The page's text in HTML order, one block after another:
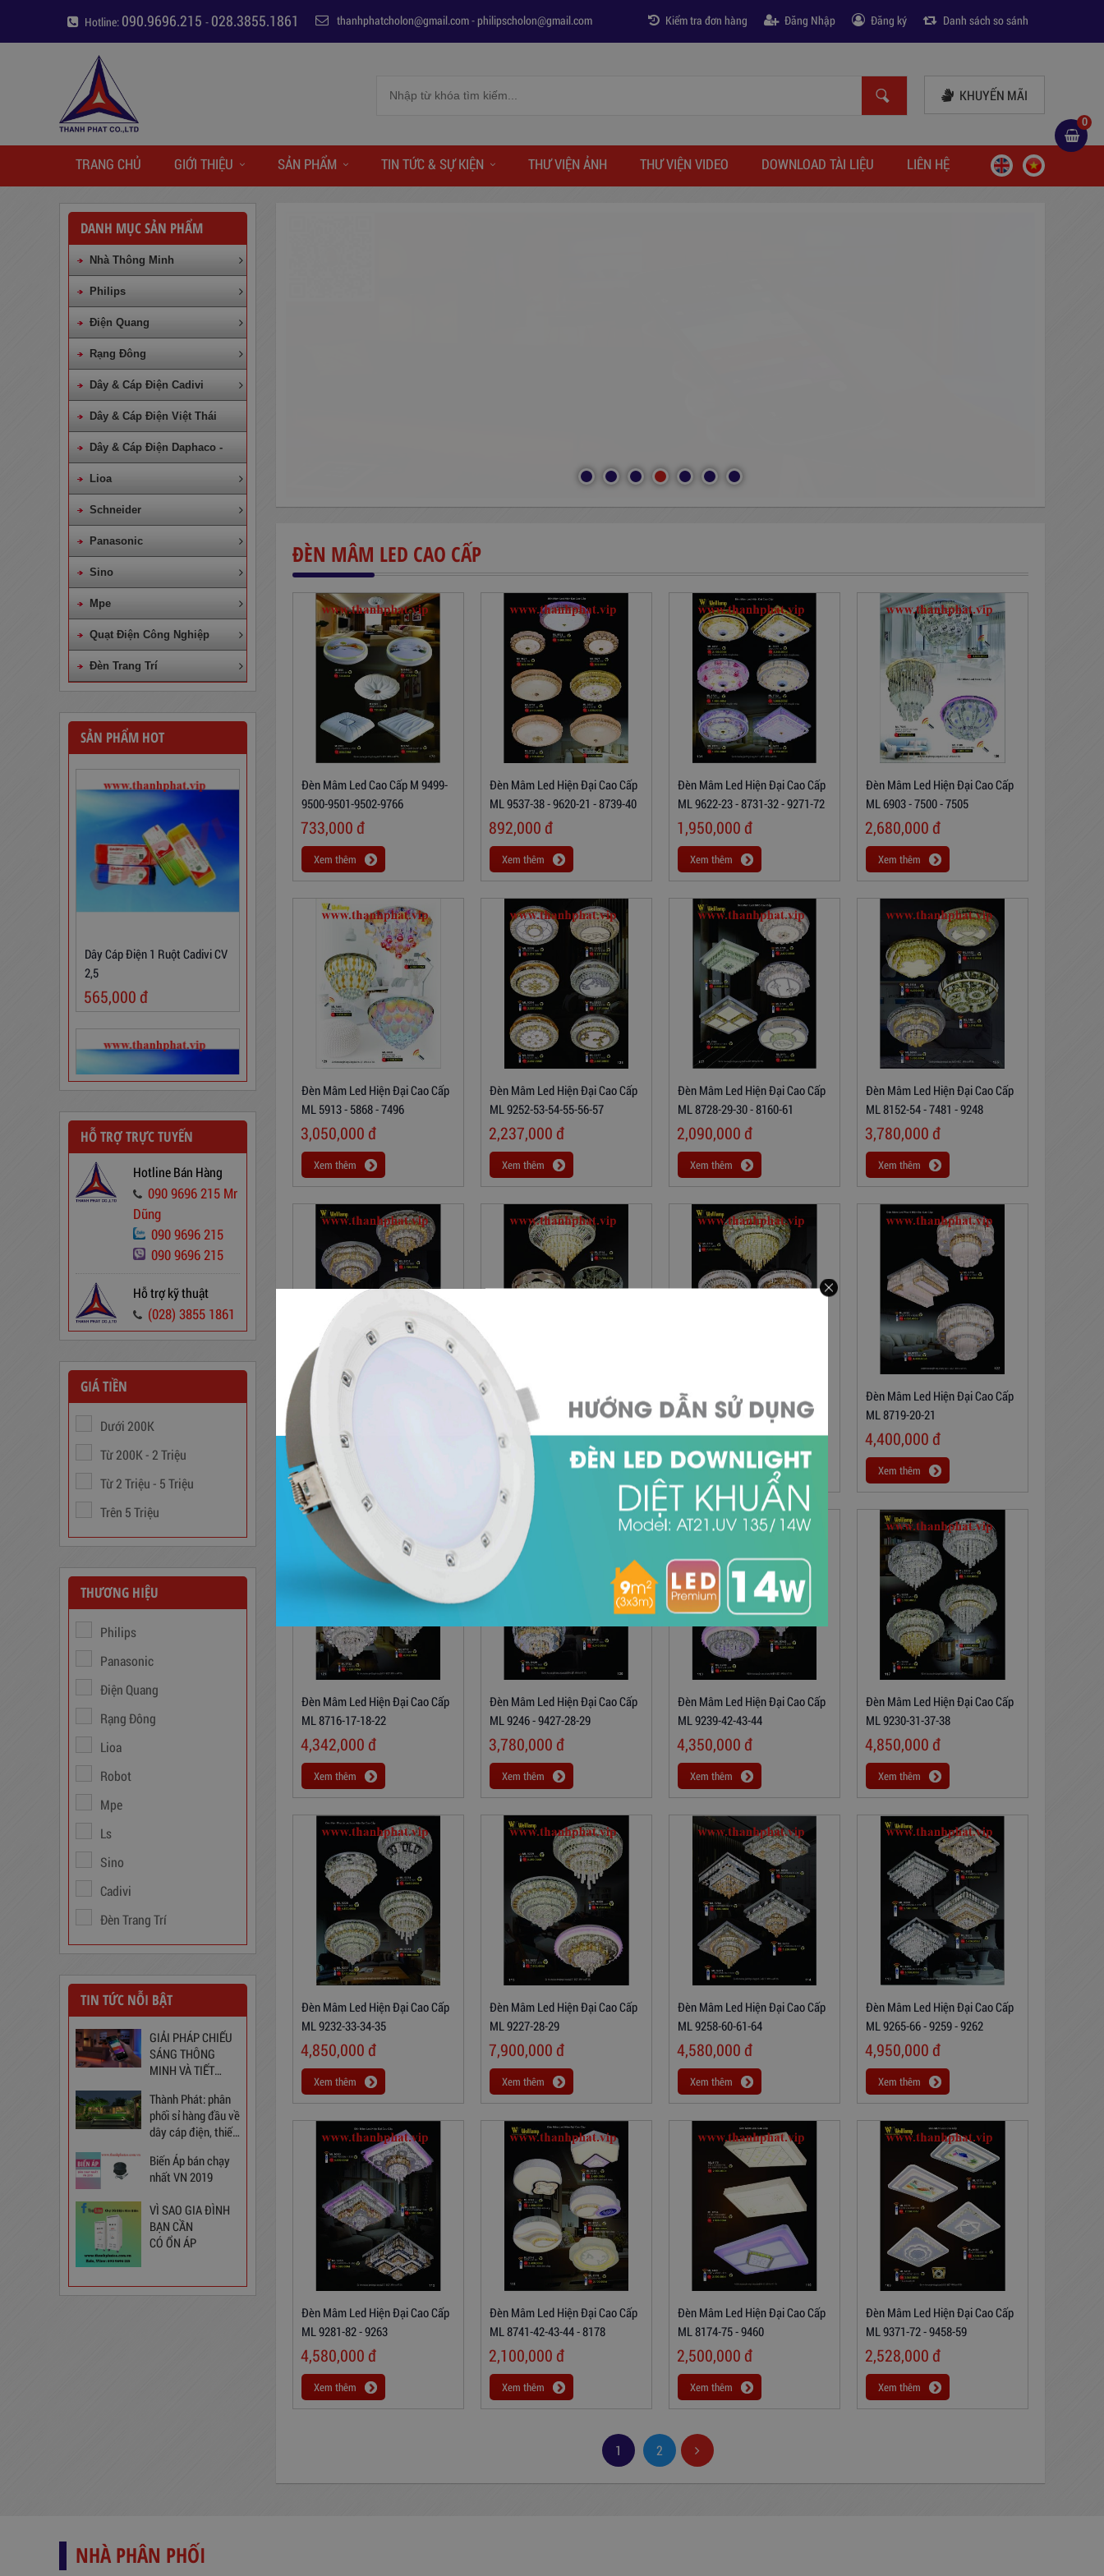
Hotline: 090.9696.215 - 028.3855.1861 thanhphatcholon@gmail.com-philipscholon@gmail.com Danh sách so sánh
Đăng ký
Đăng Nhập
Kiểm tra đơn hàng
KHUYẾN MÃI
0
TRANG CHỦ GIỚI THIỆU SẢN PHẨM TIN TỨC & SỰ KIỆN THƯ VIỆN ẢNH THƯ VIỆN VIDEO DOWNLOAD TÀI LIỆU LIÊN HỆ
ĐÈN MÂM LED CAO CẤP
Đèn Mâm Led Cao Cấp M 9499-
9500-9501-9502-9766
733,000 đ
Xem thêm
Đèn Mâm Led Hiện Đại Cao Cấp
ML 9537-38 - 9620-21 - 8739-40
892,000 đ
Xem thêm
Đèn Mâm Led Hiện Đại Cao Cấp
ML 9622-23 - 8731-32 - 9271-72
1,950,000 đ
Xem thêm
Đèn Mâm Led Hiện Đại Cao Cấp
ML 6903 - 7500 - 7505
2,680,000 đ
Xem thêm
Đèn Mâm Led Hiện Đại Cao Cấp
ML 5913 - 5868 - 7496
3,050,000 đ
Xem thêm
Đèn Mâm Led Hiện Đại Cao Cấp
ML 9252-53-54-55-56-57
2,237,000 đ
Xem thêm
Đèn Mâm Led Hiện Đại Cao Cấp
ML 8728-29-30 - 8160-61
2,090,000 đ
Xem thêm
Đèn Mâm Led Hiện Đại Cao Cấp
ML 8152-54 - 7481 - 9248
3,780,000 đ
Xem thêm
Đèn Mâm Led Hiện Đại Cao Cấp
ML 9247-49-50-51
3,780,000
Xem thêm
Đèn Mâm Led Hiện Đại Cao Cấp
ML 8714-27 - 6893-95
3,850,000đ
Xem thêm
Đèn Mâm Led Hiện Đại Cao Cấp
ML 8712-23-24
4,070,000đ
Xem thêm
Đèn Mâm Led Hiện Đại Cao Cấp
ML 8719-20-21
4,400,000 đ
Xem thêm
Đèn Mâm Led Hiện Đại Cao Cấp
ML 8716-17-18-22
4,342,000 đ
Xem thêm
Đèn Mâm Led Hiện Đại Cao Cấp
ML 9246 - 9427-28-29
3,780,000 đ
Xem thêm
Đèn Mâm Led Hiện Đại Cao Cấp
ML 9239-42-43-44
4,350,000 đ
Xem thêm
Đèn Mâm Led Hiện Đại Cao Cấp
ML 9230-31-37-38
4,850,000 đ
Xem thêm
Đèn Mâm Led Hiện Đại Cao Cấp
ML 9232-33-34-35
4,850,000 đ
Xem thêm
Đèn Mâm Led Hiện Đại Cao Cấp
ML 9227-28-29
7,900,000 đ
Xem thêm
Đèn Mâm Led Hiện Đại Cao Cấp
ML 9258-60-61-64
4,580,000 đ
Xem thêm
Đèn Mâm Led Hiện Đại Cao Cấp
ML 9265-66 - 9259 - 9262
4,950,000 đ
Xem thêm
Đèn Mâm Led Hiện Đại Cao Cấp
ML 9281-82 - 9263
4,580,000 đ
Xem thêm
Đèn Mâm Led Hiện Đại Cao Cấp
ML 8741-42-43-44 - 8178
2,100,000 đ
Xem thêm
Đèn Mâm Led Hiện Đại Cao Cấp
ML 8174-75 - 9460
2,500,000 đ
Xem thêm
Đèn Mâm Led Hiện Đại Cao Cấp
ML 9371-72 - 9458-59
2,528,000 đ
Xem thêm
1 2
DANH MỤC SẢN PHẨM
Nhà Thông Minh
Philips
Điện Quang
Rạng Đông
Dây & Cáp Điện Cadivi
Dây & Cáp Điện Việt Thái
Dây & Cáp Điện Daphaco -
Lion
Lioa
Schneider
Panasonic
Sino
Mpe
Quạt Điện Công Nghiệp
Đèn Trang Trí
SẢN PHẨM HOT
Dây Cáp Điện 1 Ruột Cadivi CV
4,0
860,000đ
Dây Cáp Điện 1 Ruột Cadivi CV
565,000đ
Dây Cáp Điện 1 Ruột Cadivi CV
1,5
346,000đ
Ổn Áp 1 Pha SH 5000 II NEW
2020
3,380,000
Biến Áp Đổi Nguồn DN020
775,000
Trạm Sạc Điện Thoại
310,000đ
Ổ Cắm Phổ Thông 6S5
130,000
HỖ TRỢ TRỰC TUYẾN
Hotline Bán Hàng
090 9696 215 Mr
Dũng
090 9696 215
090 9696 215
Hỗ trợ kỹ thuật
(028) 3855 1861
GIÁ TIỀN
Dưới 200K
Từ 200K - 2 Triệu
Từ 2 Triệu - 5 Triệu
Trên 5 Triệu
THƯƠNG HIỆU
Philips
Panasonic
Điện Quang
Rạng Đông
Lioa
Robot
Mpe
Ls
Sino
Cadivi
Đèn Trang Trí
TIN TỨC NỖI BẬT
GIẢI PHÁP CHIẾU
SÁNG THÔNG
MINH VÀ TIẾT
NHÀ BẠN
Thành Phát: phân
phối sỉ hàng đầu về
dây cáp điện, thiết
sáng tại Việt Nam
Biến Áp bán chạy
nhất VN 2019
VÌ SAO GIA ĐÌNH
BẠN CẦN
CÓ ỔN ÁP
NHÀ PHÂN PHỐI